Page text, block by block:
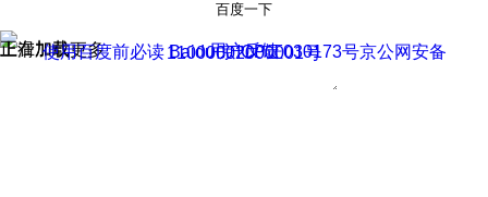
百度一下
正在加载
上滑加载更多 用户反馈
使用百度前必读 Baidu 京ICP证030173号
京公网安备11000002000001号